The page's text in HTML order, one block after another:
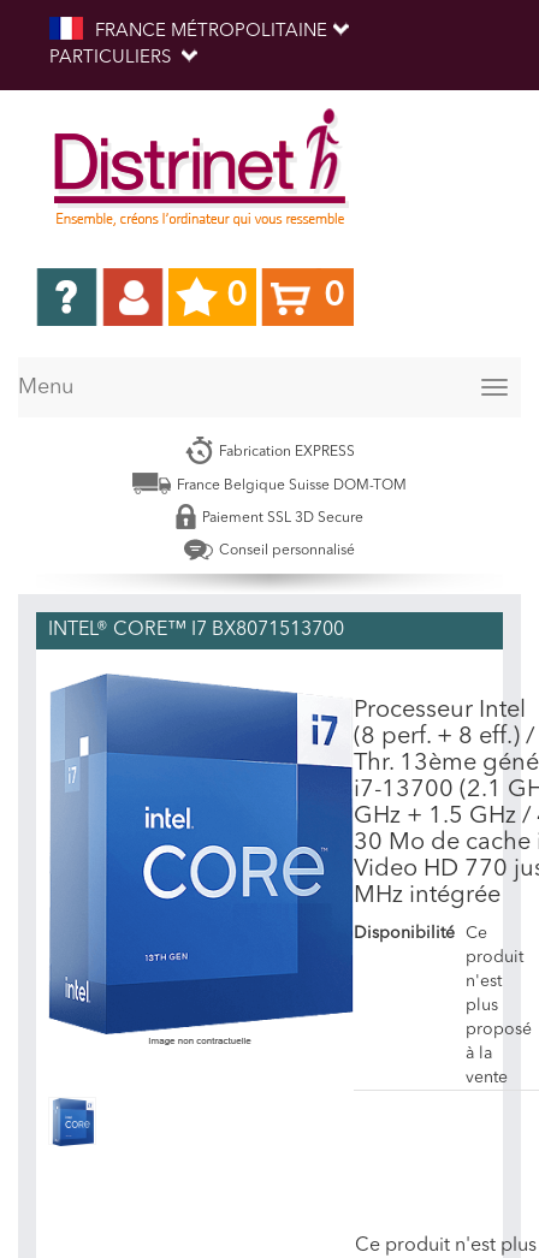
FRANCE MÉTROPOLITAINE
PARTICULIERS
0 0
Menu
Fabrication EXPRESS
France Belgique Suisse DOM-TOM
Paiement SSL 3D Secure
Conseil personnalisé
INTEL® CORE™ I7 BX8071513700
Processeur Intel
(8 perf. + 8 eff.)
Thr. 13ème
i7-13700 (2.1
GHz + 1.5 GHz /
30 Mo de cache
Video HD 770
MHz intégrée
Disponibilité
Ce
produit
n'est
plus
proposé
à la
vente
Ce produit n'est